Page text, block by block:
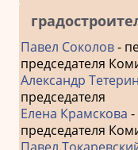
Павел Соколов-
председателя
Александр Тетерин
председателя
Елена Крамскова -
председателя